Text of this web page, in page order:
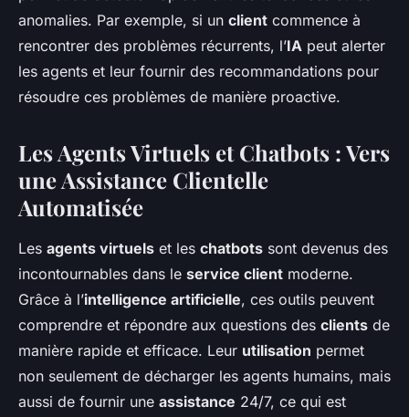
anomalies. Par exemple, si un client commence à
rencontrer des problèmes récurrents, l’IA peut alerter
les agents et leur fournir des recommandations pour
résoudre ces problèmes de manière proactive.
Les Agents Virtuels et Chatbots : Vers
une Assistance Clientelle
Automatisée
Les agents virtuels et les chatbots sont devenus des
incontournables dans le service client moderne.
Grâce à l’intelligence artificielle, ces outils peuvent
comprendre et répondre aux questions des clients de
manière rapide et efficace. Leur utilisation permet
non seulement de décharger les agents humains, mais
aussi de fournir une assistance 24/7, ce qui est